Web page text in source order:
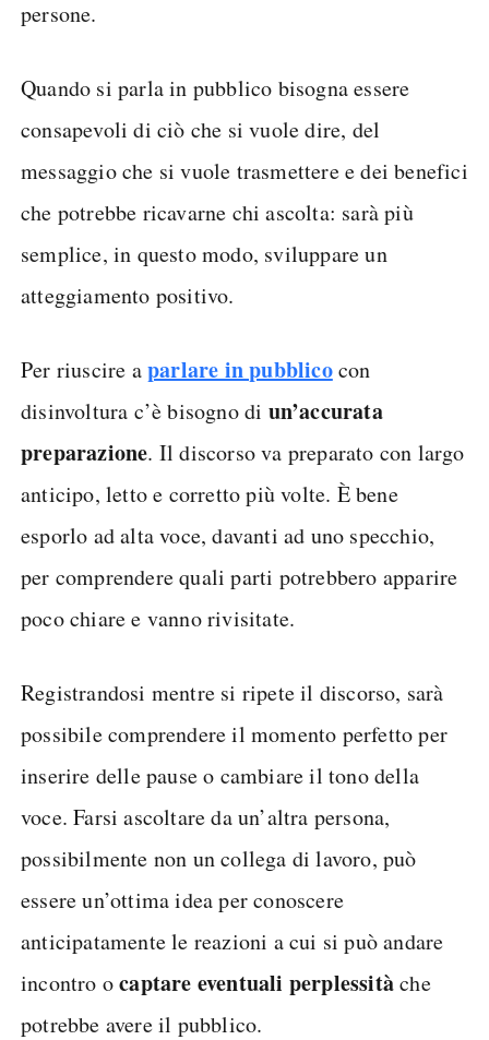
persone.
Quando si parla in pubblico bisogna essere
consapevoli di ciò che si vuole dire, del
messaggio che si vuole trasmettere e dei benefici
che potrebbe ricavarne chi ascolta: sarà più
semplice, in questo modo, sviluppare un
atteggiamento positivo.
Per riuscire aparlare in pubblicocon
disinvoltura c’è bisogno di un’accurata
preparazione. Il discorso va preparato con largo
anticipo, letto e corretto più volte. È bene
esporlo ad alta voce, davanti ad uno specchio,
per comprendere quali parti potrebbero apparire
poco chiare e vanno rivisitate.
Registrandosi mentre si ripete il discorso, sarà
possibile comprendere il momento perfetto per
inserire delle pause o cambiare il tono della
voce. Farsi ascoltare da un’altra persona,
possibilmente non un collega di lavoro, può
essere un’ottima idea per conoscere
anticipatamente le reazioni a cui si può andare
incontro ocaptare eventuali perplessitàche
potrebbe avere il pubblico.